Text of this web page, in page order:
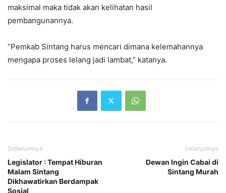
maksimal maka tidak akan kelihatan hasil
pembangunannya.
“Pemkab Sintang harus mencari dimana kelemahannya
mengapa proses lelang jadi lambat,” katanya.
Sebelumnya
Legislator : Tempat Hiburan
Malam Sintang
Dikhawatirkan Berdampak
Sosial
Selanjutnya
Dewan Ingin Cabai di
Sintang Murah